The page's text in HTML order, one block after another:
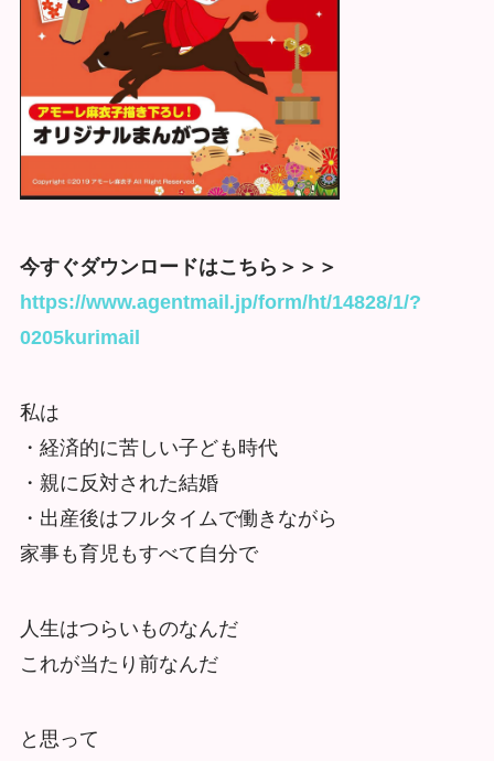
今すぐダウンロードはこちら＞＞＞
https://www.agentmail.jp/form/ht/14828/1/?
0205kurimail
私は
・経済的に苦しい子ども時代
・親に反対された結婚
・出産後はフルタイムで働きながら
家事も育児もすべて自分で
人生はつらいものなんだ
これが当たり前なんだ
と思って